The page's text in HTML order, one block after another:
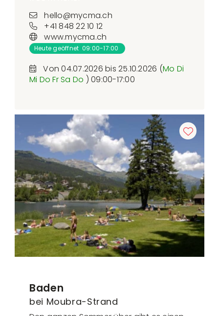
hello@mycma.ch
+41 848 22 10 12
www.mycma.ch
Heute geöffnet 09:00-17:00
Von 04.07.2026 bis 25.10.2026 (Mo Di
Mi DoFrSa Do ) 09:00-17:00
Baden
bei Moubra-Strand